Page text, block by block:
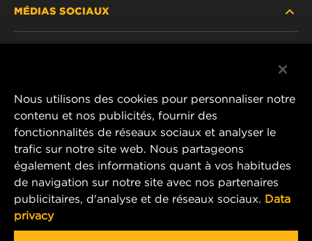
PRODUITS ABANDONNÉS / REMPLACÉS
AVIS JURIDIQUE
IMPRIMER
CONTACTEZ-NOUS
MÉDIAS SOCIAUX
Instagram
YouTube
MANN+HUMMEL Middle East FZE
DAFZA (Dubai Airport Free Zone)
Office 1013, Bldg. 7WA
Nous utilisons des cookies pour personnaliser notre
contenu et nos publicités, fournir des
fonctionnalités de réseaux sociaux et analyser le
trafic sur notre site web. Nous partageons
également des informations quant à vos habitudes
de navigation sur notre site avec nos partenaires
publicitaires, d'analyse et de réseaux sociaux. Data
privacy